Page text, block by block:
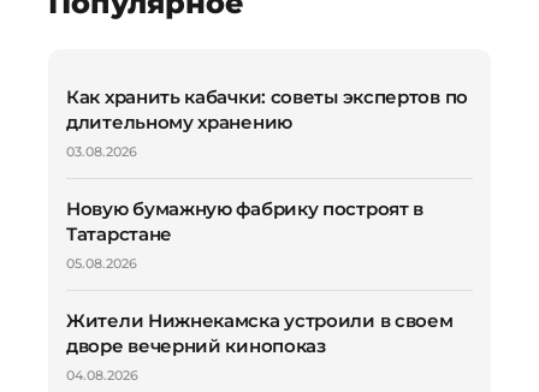
Как хранить кабачки: советы экспертов по
длительному хранению
03.08.2026
Новую бумажную фабрику построят в
Татарстане
05.08.2026
Жители Нижнекамска устроили в своем
дворе вечерний кинопоказ
04.08.2026